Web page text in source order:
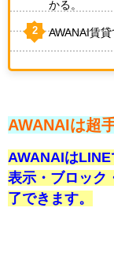
かる。
AWANAI賃
AWANAIは超
AWANAIは
表示・ブロック
了できます。